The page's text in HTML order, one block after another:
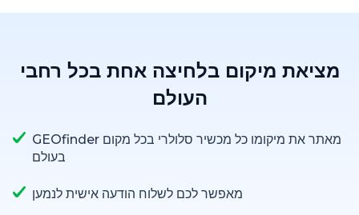
מציאת מיקום בלחיצה אחת בכל רחבי
העולם
GEOfinder מאתר את מיקומו כל מכשיר סלולרי בכל מקום
בעולם
מאפשר לכם לשלוח הודעה אישית לנמען